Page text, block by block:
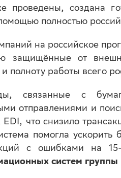
проведены, создана
полностью
на российское
защищённые от
полноту работы всего
связанные с
отправлениями и
что снизило
помогла ускорить
с ошибками на
систем